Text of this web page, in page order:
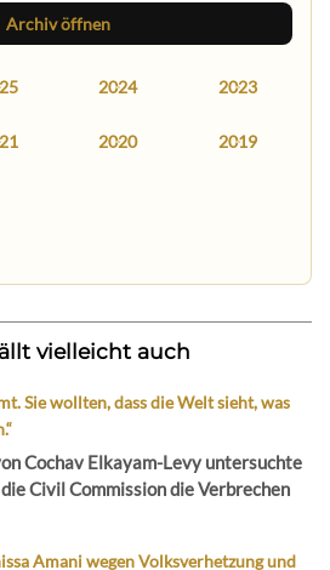
Archiv öffnen
2024 2023
2020 2019
vielleicht auch
Sie wollten, dass die Welt sieht, was
Cochav Elkayam-Levy untersuchte
Civil Commission die Verbrechen
Amani wegen Volksverhetzung und